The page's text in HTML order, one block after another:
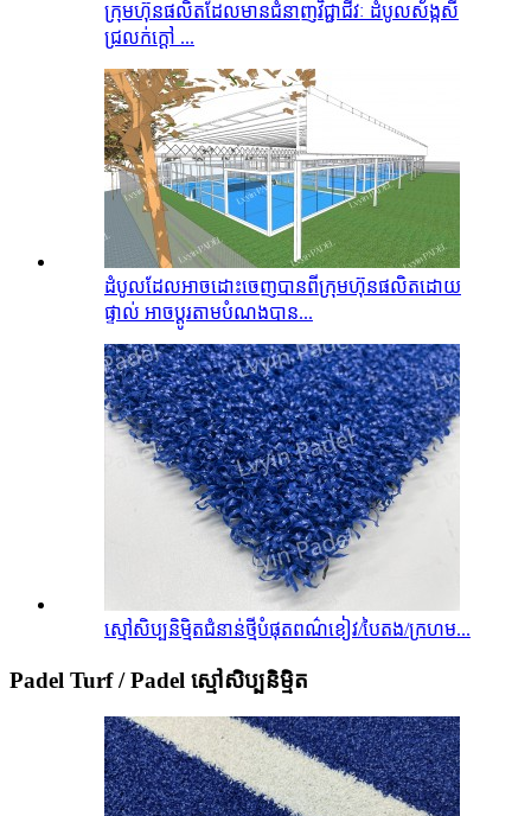
ក្រុមហ៊ុនផលិតដែលមានជំនាញវិជ្ជាជីវៈ ដំបូលស័ង្កសី
ជ្រលក់ក្តៅ ...
ដំបូលដែលអាចដោះចេញបានពីក្រុមហ៊ុនផលិតដោយ
ផ្ទាល់ អាចប្ដូរតាមបំណងបាន...
ស្មៅសិប្បនិម្មិតជំនាន់ថ្មីបំផុតពណ៌ខៀវ/បៃតង/ក្រហម...
Padel Turf / Padel ស្មៅសិប្បនិម្មិត